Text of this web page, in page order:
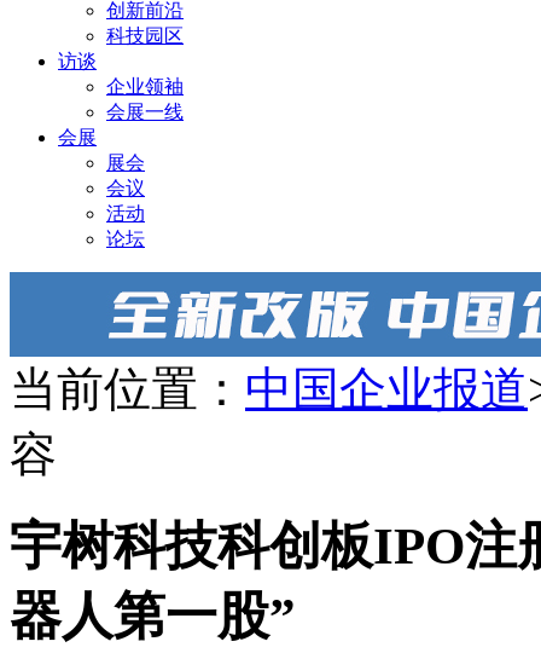
创新前沿
科技园区
访谈
企业领袖
会展一线
会展
展会
会议
活动
论坛
当前位置： 中国企业报道
容
宇树科技科创板IPO注
器人第一股”